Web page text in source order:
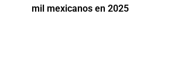
mil mexicanos en 2025